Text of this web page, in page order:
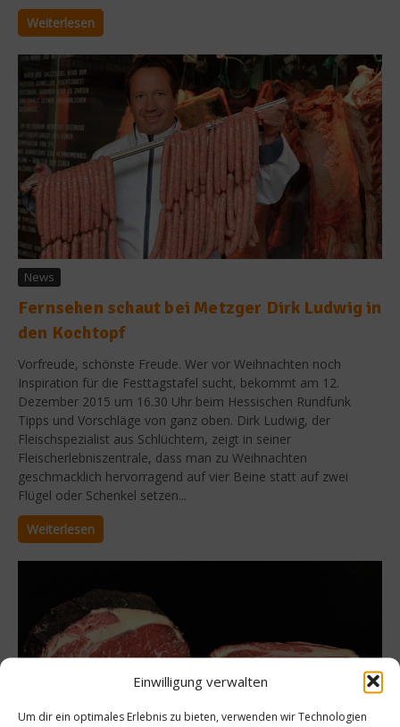
Einwilligung verwalten
Um dir ein optimales Erlebnis zu bieten, verwenden wir Technologien
Weiterlesen
News
Fernsehen schaut bei Metzger Dirk Ludwig in
den Kochtopf
Vorfreude, schönste Freude. Wer vor Weihnachten noch
Inspiration für die Festtagstafel sucht, bekommt am 12.
Dezember 2015 um 16.30 Uhr beim Hessischen Rundfunk
Tipps und Vorschläge von ganz oben. Dirk Ludwig, der
Fleischspezialist aus Schlüchtern, zeigt in seiner
Fleischerlebniszentrale, dass man zu Weihnachten
geschmacklich hervorragend auf vier Beine statt auf zwei
Flügel oder Schenkel setzen...
Weiterlesen